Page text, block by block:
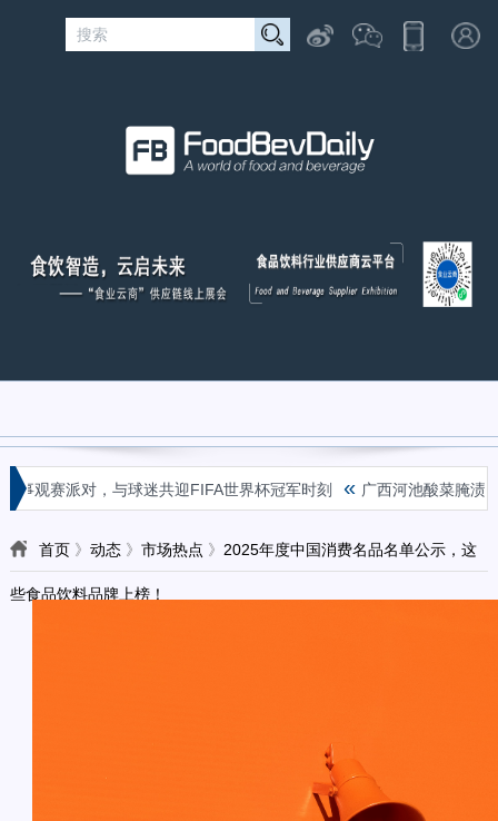
观赛派对，与球迷共迎FIFA世界杯冠军时刻 « 广西河池酸菜腌渍场
首页》 动态》 市场热点 》 2025年度中国消费名品名单公示，这
些食品饮料品牌上榜！